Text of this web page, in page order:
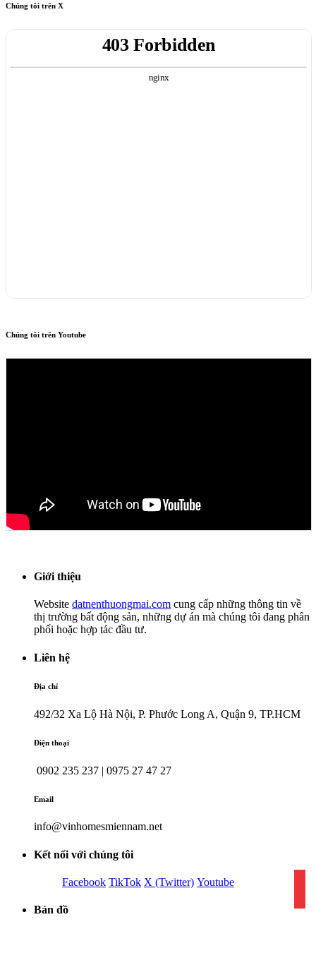
Chúng tôi trên X
Chúng tôi trên Youtube
Giới thiệu
Website datnenthuongmai.com cung cấp những thông tin về
thị trường bất động sản, những dự án mà chúng tôi đang phân
phối hoặc hợp tác đầu tư.
Liên hệ
Địa chỉ
492/32 Xa Lộ Hà Nội, P. Phước Long A, Quận 9, TP.HCM
Điện thoại
0902 235 237 | 0975 27 47 27
Email
info@vinhomesmiennam.net
Kết nối với chúng tôi
Facebook TikTok X (Twitter) Youtube
Bản đồ